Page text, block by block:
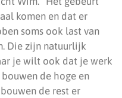
komen en dat er
soms ook last van
Die zijn natuurlijk
je wilt ook dat je werk
de hoge en
de rest er